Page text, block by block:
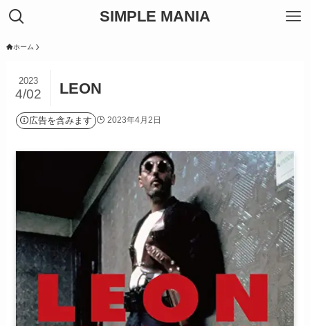
SIMPLE MANIA
ホーム
LEON
2023
4/02
広告を含みます 2023年4月2日